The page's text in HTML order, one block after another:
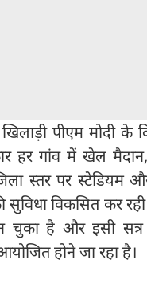
पीएम मोदी के
हर गांव में खेल
स्तर पर स्टेडियम
सुविधा विकसित कर
चुका है और इसी
होने जा रहा है।